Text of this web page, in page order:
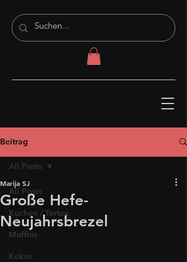
Beitrag
All Posts
Kuchen / Torten
Muffins
Kekse
All Posts
Große Hefe-
Neujahrsbrezel
Marija SJ